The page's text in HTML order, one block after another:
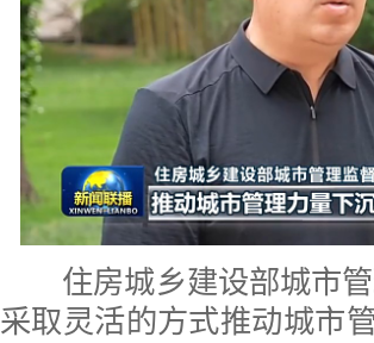
住房城乡建设部城市管
采取灵活的方式推动城市